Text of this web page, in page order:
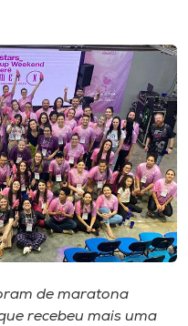
de maratona
recebeu mais uma